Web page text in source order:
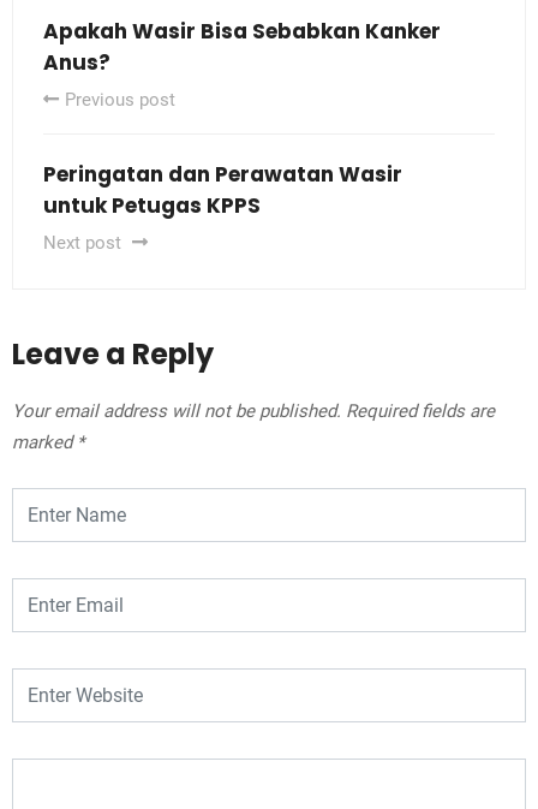
Apakah Wasir Bisa Sebabkan Kanker
Anus?
Previous post
Peringatan dan Perawatan Wasir
untuk Petugas KPPS
Next post
Leave a Reply
Your email address will not be published. Required fields are
marked *